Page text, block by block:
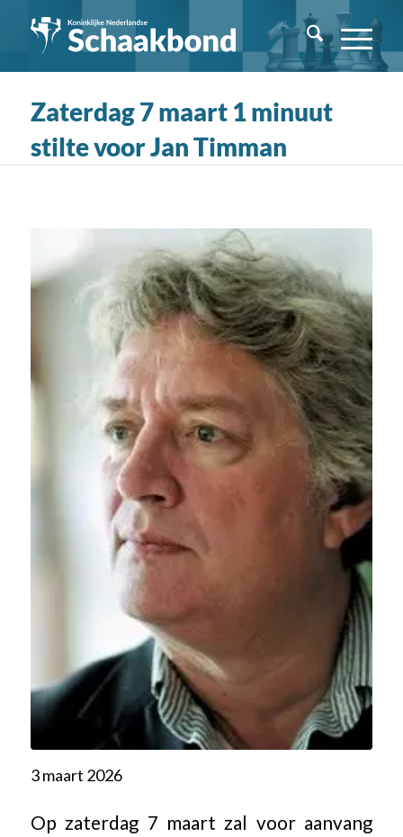
Zaterdag 7 maart 1 minuut
stilte voor Jan Timman
3 maart 2026
Op zaterdag 7 maart zal voor aanvang